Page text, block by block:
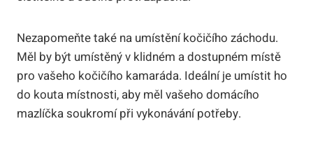
Nezapomeňte také na umístění kočičího záchodu.
Měl by být umístěný v klidném a dostupném místě
pro vašeho kočičího kamaráda. Ideální je umístit ho
do kouta místnosti, aby měl vašeho domácího
mazlíčka soukromí při vykonávání potřeby.